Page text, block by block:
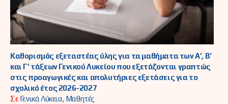
Καθορισμός εξεταστέας ύλης για τα μαθήματα των Α’, Β’
και Γ’ τάξεων Γενικού Λυκείου που εξετάζονται γραπτώς
στις προαγωγικές και απολυτήριες εξετάσεις για το
σχολικό έτος 2026-2027
ΣεΓενικά Λύκεια, Μαθητές